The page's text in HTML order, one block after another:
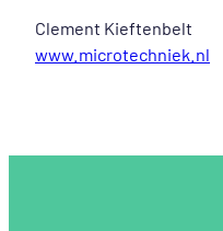
Clement Kieftenbelt
www.microtechniek.nl